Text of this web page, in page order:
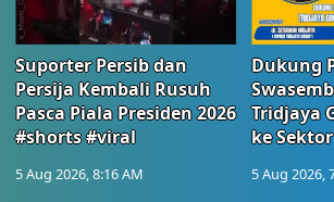
Suporter Persib dan
Persija Kembali Rusuh
Pasca Piala Presiden 2026
#shorts #viral
5 Aug 2026, 8:16 AM
Dukung
Tridjaya
ke
5 Aug 2026,